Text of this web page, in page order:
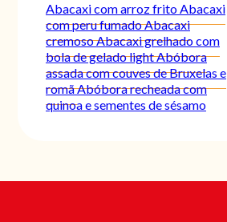
Abacaxi com arroz fritoAbacaxi
com peru fumadoAbacaxi
cremosoAbacaxi grelhado com
bola de gelado lightAbóbora
assada com couves de Bruxelas e
romãAbóbora recheada com
quinoa e sementes de sésamo